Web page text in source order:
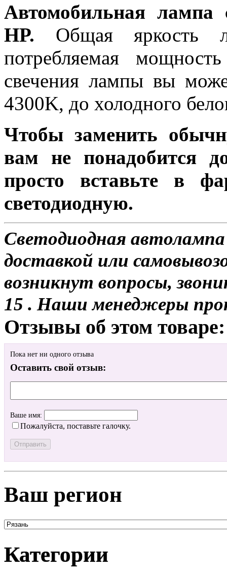
Автомобильная
HP. Общая яркость
потребляемая
свечения лампы вы
4300K, до холодного
Чтобы заменить
вам не понадобится
просто вставьте в
светодиодную.
Светодиодная
доставкой или
возникнут вопросы,
15 . Наши менеджеры
Отзывы об этом товаре:
Пока нет ни одного отзыва
Оставить свой отзыв:
Ваше имя:
Пожалуйста, поставьте галочку.
Ваш регион
Категории